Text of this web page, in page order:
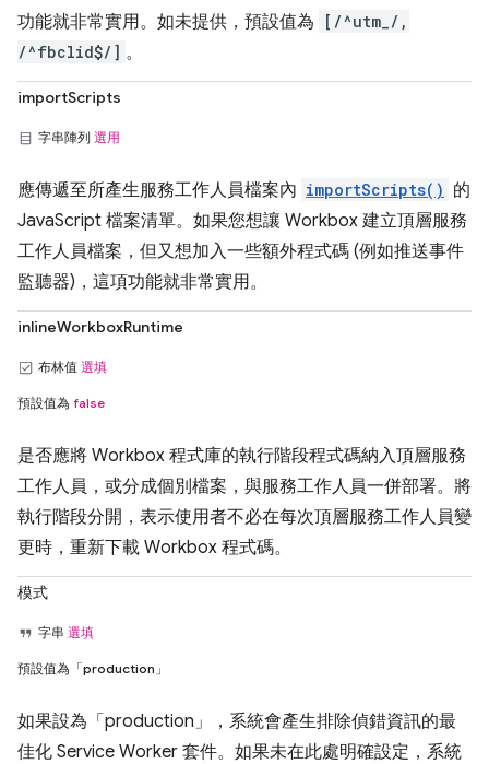
功能就非常實用。如未提供，預設值為
[/^utm_/,
/^fbclid$/] 。
importScripts
字串陣列 選用
應傳遞至所產生服務工作人員檔案內 importScripts() 的
JavaScript 檔案清單。如果您想讓 Workbox 建立頂層服務
工作人員檔案，但又想加入一些額外程式碼 (例如推送事件
監聽器)，這項功能就非常實用。
inlineWorkboxRuntime
布林值 選填
預設值為 false
是否應將 Workbox 程式庫的執行階段程式碼納入頂層服務
工作人員，或分成個別檔案，與服務工作人員一併部署。將
執行階段分開，表示使用者不必在每次頂層服務工作人員變
更時，重新下載 Workbox 程式碼。
模式
字串 選填
預設值為「production」
如果設為「production」，系統會產生排除偵錯資訊的最
佳化 Service Worker 套件。如果未在此處明確設定，系統